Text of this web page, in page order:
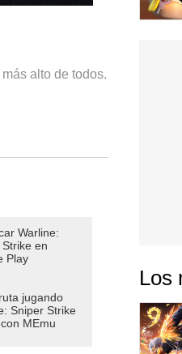
alto de todos.
lenta. El
de a un sector
tácticas
Warline:
en
Play
jugando
Sniper Strike
MEmu
Los